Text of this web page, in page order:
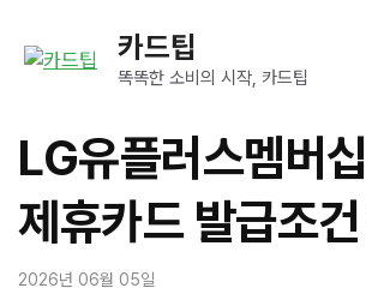
카드팁
똑똑한 소비의 시작, 카드팁
LG유플러스멤버
제휴카드 발급조건
2026년 06월 05일